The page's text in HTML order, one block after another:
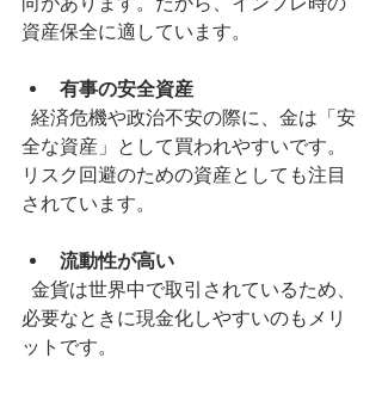
資産保全に適しています。
有事の安全資産
全な資産」として買われやすいです。
リスク回避のための資産としても注目
されています。
流動性が高い
必要なときに現金化しやすいのもメリ
ットです。